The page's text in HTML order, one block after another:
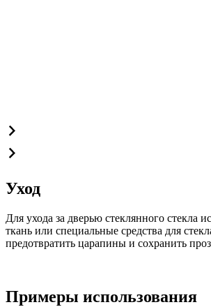
Уход
Для ухода за дверью стеклянного стекла
ткань или специальные средства для
предотвратить царапины и сохранить
Примеры использования